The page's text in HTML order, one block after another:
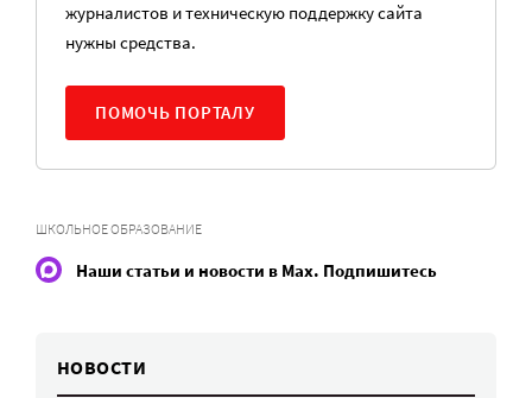
журналистов и техническую поддержку сайта
нужны средства.
ПОМОЧЬ ПОРТАЛУ
ШКОЛЬНОЕ ОБРАЗОВАНИЕ
Наши статьи и новости в Max. Подпишитесь
НОВОСТИ